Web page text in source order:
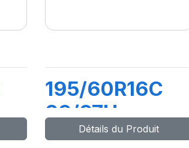
195/60R16C
99/97H
TRANSPRO 2
Détails du Produit